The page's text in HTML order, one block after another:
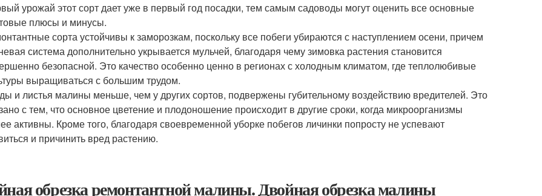
урожай этот сорт дает уже в первый год посадки, тем самым садоводы могут оценить все основные
плюсы и минусы.
сорта устойчивы к заморозкам, поскольку все побеги убираются с наступлением осени, причем
система дополнительно укрывается мульчей, благодаря чему зимовка растения становится
безопасной. Это качество особенно ценно в регионах с холодным климатом, где теплолюбивые
выращиваться с большим трудом.
и листья малины меньше, чем у других сортов, подвержены губительному воздействию вредителей. Это
с тем, что основное цветение и плодоношение происходит в другие сроки, когда микроорганизмы
активны. Кроме того, благодаря своевременной уборке побегов личинки попросту не успевают
и причинить вред растению.
обрезка ремонтантной малины. Двойная обрезка малины